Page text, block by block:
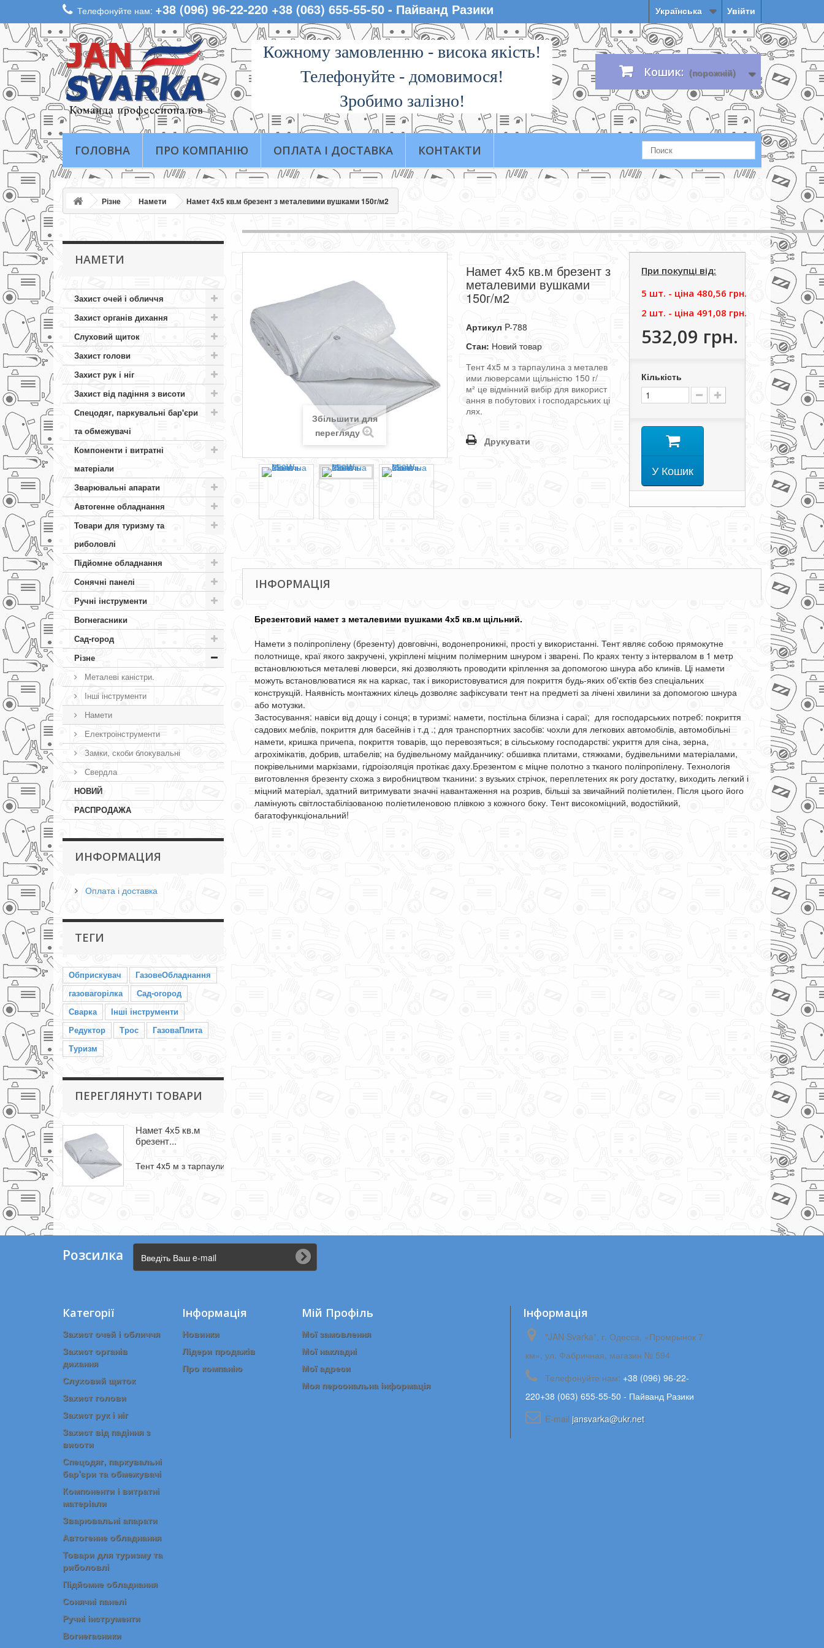
Увійти
Українська
Телефонуйте нам: +38 (096) 96-22-220 +38 (063) 655-55-50 - Пайванд Разики
Кожному замовленню - висока якiсть!
Телефонуйте - домовимося!
Зробимо залізно!
Кошик: (порожній)
ГОЛОВНА ПРО КОМПАНІЮ ОПЛАТА І ДОСТАВКА КОНТАКТИ
Різне Намети Намет 4х5 кв.м брезент з металевими вушками 150г/м2
НАМЕТИ
Захист очей і обличчя
Захист органів дихання
Слуховий щиток
Захист голови
Захист рук і ніг
Захист від падіння з висоти
Спецодяг, паркувальні бар'єри
та обмежувачі
Компоненти і витратні
матеріали
Зварювальні апарати
Автогенне обладнання
Товари для туризму та
риболовлі
Підйомне обладнання
Сонячні панелі
Ручні інструменти
Вогнегасники
Сад-город
Різне
Металеві каністри.
Інші інструменти
Намети
Електроінструменти
Замки, скоби блокувальні
Свердла
НОВИЙ
РАСПРОДАЖА
ИНФОРМАЦИЯ
Оплата і доставка
ТЕГИ
Обприскувач
ГазовеОбладнання
газовагорілка
Сад-огород
Сварка
Інші інструменти
Редуктор
Трос
ГазоваПлита
Туризм
ПЕРЕГЛЯНУТІ ТОВАРИ
Намет 4х5 кв.м
брезент...
Тент 4x5 м з тарпаулина з металевими...
Збільшити для
перегляду
Намет 4х5 кв.м брезент з
металевими вушками
150г/м2
Артикул P-788
Стан: Новий товар
Тент4x5 м з тарпаулина з металев
ими люверсами щільністю 150 г/
м² це відмінний вибір для використ
ання в побутових і господарських ці
лях.
Друкувати
При покупці від:
5 шт. - цiна 480,56 грн.
2 шт. - цiна 491,08 грн.
532,09 грн.
Кількість
У Кошик
ІНФОРМАЦІЯ
Брезентовий намет з металевими вушками 4х5 кв.м щільний.
Намети з поліпропілену (брезенту) довговічні, водонепроникні, прості у використанні. Тент являє собою прямокутне
полотнище, краї якого закручені, укріплені міцним полімерним шнуром і зварені. По краях тенту з інтервалом в 1 метр
встановлюються металеві люверси, які дозволяють проводити кріплення за допомогою шнура або клинів. Ці намети
можуть встановлюватися як на каркас, так і використовуватися для покриття будь-яких об'єктів без спеціальних
конструкцій. Наявність монтажних кілець дозволяє зафіксувати тент на предметі за лічені хвилини за допомогою шнура
або мотузки.
Застосування: навіси від дощу і сонця; в туризмі: намети, постільна білизна і сараї; для господарських потреб: покриття
садових меблів, покриття для басейнів і т.д .; для транспортних засобів: чохли для легкових автомобілів, автомобільні
намети, кришка причепа, покриття товарів, що перевозяться; в сільському господарстві: укриття для сіна, зерна,
агрохімікатів, добрив, штабелів; на будівельному майданчику: обшивка плитами, стяжками, будівельними матеріалами,
покрівельними маркізами, гідроізоляція протікає даху.Брезентом є міцне полотно з тканого поліпропілену. Технологія
виготовлення брезенту схожа з виробництвом тканини: з вузьких стрічок, переплетених як рогу достатку, виходить легкий і
міцний матеріал, здатний витримувати значні навантаження на розрив, більші за звичайний поліетилен. Після цього його
ламінують світлостабілізованою поліетиленовою плівкою з кожного боку. Тент високоміцний, водостійкий,
багатофункціональний!
Розсилка
Категорії
Захист очей і обличчя
Захист органів
дихання
Слуховий щиток
Захист голови
Захист рук і ніг
Захист від падіння з
висоти
Спецодяг, паркувальні
бар'єри та обмежувачі
Компоненти і витратні
матеріали
Зварювальні апарати
Автогенне обладнання
Товари для туризму та
риболовлі
Підйомне обладнання
Сонячні панелі
Ручні інструменти
Вогнегасники
Інформація
Новинки
Лідери продажів
Про компанію
Мій Профіль
Мої замовлення
Мої накладні
Мої адреси
Моя персональна інформація
Iнформація
"JAN Svarka", г. Одесса, «Промрынок 7
км», ул. Фабричная, магазин № 594
Телефонуйте нам: +38 (096) 96-22-
220+38 (063) 655-55-50 - Пайванд Разики
E-maіl jansvarka@ukr.net